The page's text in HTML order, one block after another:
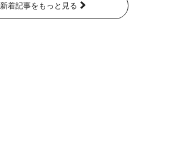
新着記事をもっと見る